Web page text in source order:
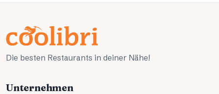
Die besten Restaurants in deiner Nähe!
Unternehmen